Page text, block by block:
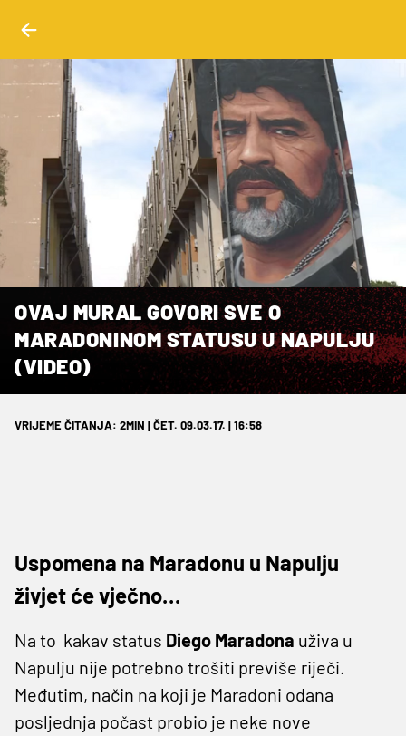
OVAJ MURAL GOVORI SVE O
MARADONINOM STATUSU U NAPULJU
(VIDEO)
VRIJEME ČITANJA: 2MIN | ČET. 09.03.17. | 16:58
Uspomena na Maradonu u Napulju
živjet će vječno…
Na to kakav status Diego Maradona uživa u
Napulju nije potrebno trošiti previše riječi.
Međutim, način na koji je Maradoni odana
posljednja počast probio je neke nove